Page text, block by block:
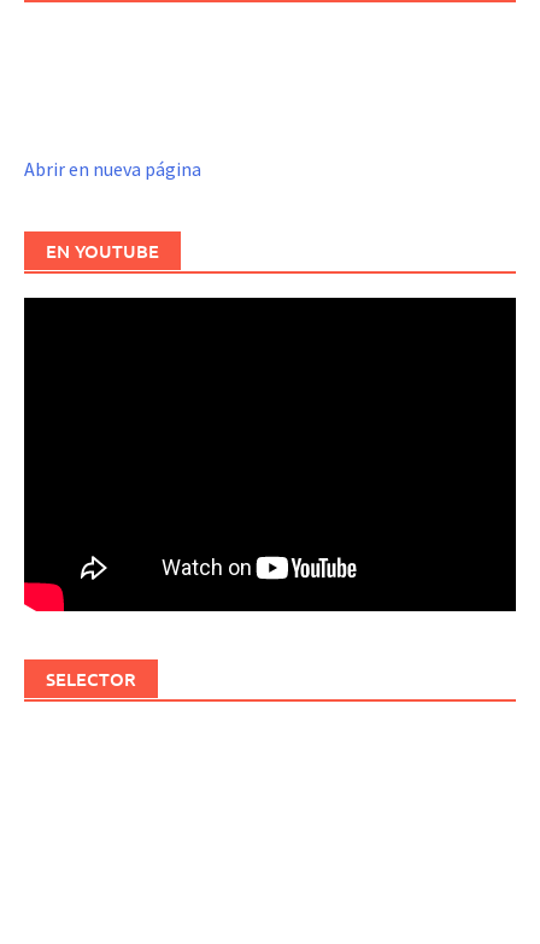
Abrir en nueva página
EN YOUTUBE
SELECTOR